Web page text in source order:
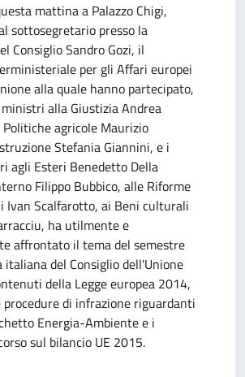
mattina a Palazzo Chigi,
sottosegretario presso la
Consiglio Sandro Gozi, il
per gli Affari europei
alla quale hanno partecipato,
alla Giustizia Andrea
agricole Maurizio
Stefania Giannini, e i
agli Esteri Benedetto Della
Filippo Bubbico, alle Riforme
Ivan Scalfarotto, ai Beni culturali
ha utilmente e
affrontato il tema del semestre
italiana del Consiglio dell'Unione
della Legge europea 2014,
di infrazione riguardanti
Energia-Ambiente e i
sul bilancio UE 2015.